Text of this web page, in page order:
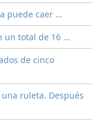
puede caer …
un total de 16 …
de cinco
ruleta. Después